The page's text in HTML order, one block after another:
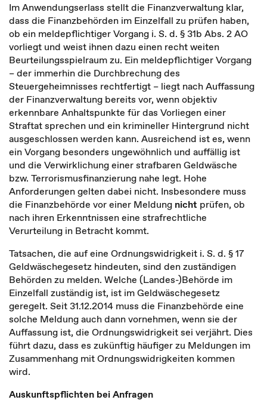
Im Anwendungserlass stellt die Finanzverwaltung klar,
dass die Finanzbehörden im Einzelfall zu prüfen haben,
ob ein meldepflichtiger Vorgang i. S. d. § 31b Abs. 2 AO
vorliegt und weist ihnen dazu einen recht weiten
Beurteilungsspielraum zu. Ein meldepflichtiger Vorgang
– der immerhin die Durchbrechung des
Steuergeheimnisses rechtfertigt – liegt nach Auffassung
der Finanzverwaltung bereits vor, wenn objektiv
erkennbare Anhaltspunkte für das Vorliegen einer
Straftat sprechen und ein krimineller Hintergrund nicht
ausgeschlossen werden kann. Ausreichend ist es, wenn
ein Vorgang besonders ungewöhnlich und auffällig ist
und die Verwirklichung einer strafbaren Geldwäsche
bzw. Terrorismusfinanzierung nahe legt. Hohe
Anforderungen gelten dabei nicht. Insbesondere muss
die Finanzbehörde vor einer Meldung nicht prüfen, ob
nach ihren Erkenntnissen eine strafrechtliche
Verurteilung in Betracht kommt.
Tatsachen, die auf eine Ordnungswidrigkeit i. S. d. § 17
Geldwäschegesetz hindeuten, sind den zuständigen
Behörden zu melden. Welche (Landes-)Behörde im
Einzelfall zuständig ist, ist im Geldwäschegesetz
geregelt. Seit 31.12.2014 muss die Finanzbehörde eine
solche Meldung auch dann vornehmen, wenn sie der
Auffassung ist, die Ordnungswidrigkeit sei verjährt. Dies
führt dazu, dass es zukünftig häufiger zu Meldungen im
Zusammenhang mit Ordnungswidrigkeiten kommen
wird.
Auskunftspflichten bei Anfragen